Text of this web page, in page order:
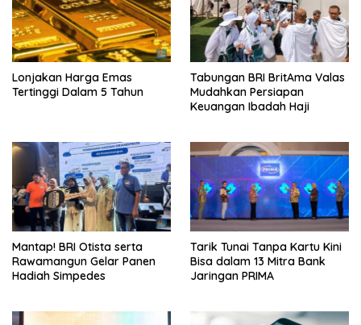
Lonjakan Harga Emas
Tertinggi Dalam 5 Tahun
Tabungan BRI BritAma Valas
Mudahkan Persiapan
Keuangan Ibadah Haji
Mantap! BRI Otista serta
Rawamangun Gelar Panen
Hadiah Simpedes
Tarik Tunai Tanpa Kartu Kini
Bisa dalam 13 Mitra Bank
Jaringan PRIMA